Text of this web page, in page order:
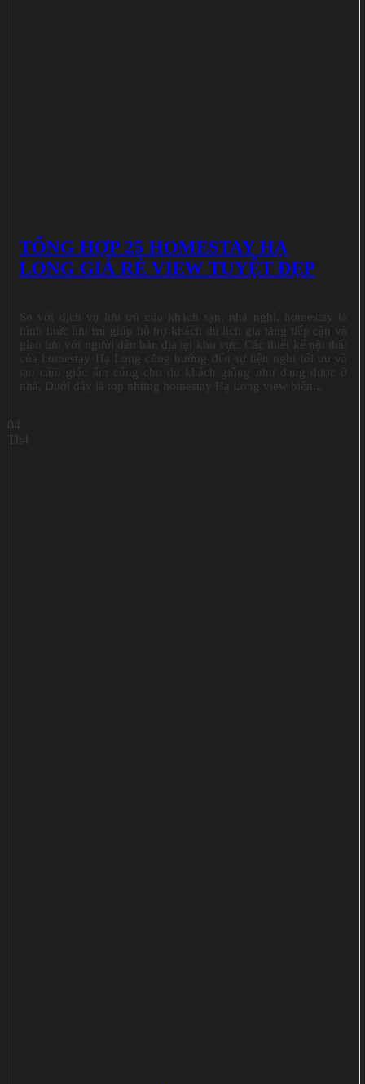
TỔNG HỢP 25 HOMESTAY HẠ
LONG GIÁ RẺ VIEW TUYỆT ĐẸP
So với dịch vụ lưu trú của khách sạn, nhà nghỉ, homestay là
hình thức lưu trú giúp hỗ trợ khách du lịch gia tăng tiếp cận và
giao lưu với người dân bản địa tại khu vực. Các thiết kế nội thất
của homestay Hạ Long cũng hướng đến sự tiện nghi tối ưu và
tạo cảm giác ấm cúng cho du khách giống như đang được ở
nhà. Dưới đây là top những homestay Hạ Long view biển...
04
Th4